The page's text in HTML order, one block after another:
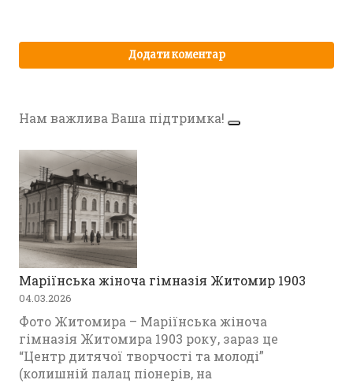
Нам важлива Ваша підтримка!
Маріїнська жіноча гімназія Житомир 1903
04.03.2026
Фото Житомира – Маріїнська жіноча
гімназія Житомира 1903 року, зараз це
“Центр дитячої творчості та молоді”
(колишній палац піонерів, на